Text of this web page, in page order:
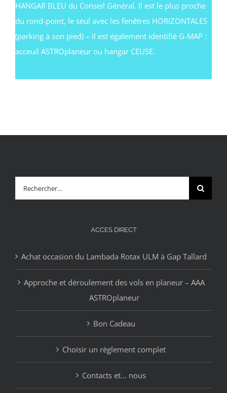
HANGAR BLEU du Conseil Général. Il est le plus proche
du rond-point, le seul avec les fenêtres HORIZONTALES
(parking à son pied) – il est également identifié G-MAP :
acceuil ASTROplaneur ou hangar CEUSE.
Rechercher:
ACCES DIRECT
Achat occasion du Lambada Rotax ULM à Gap Tallard
Approche et déroulement des vols en planeur – AAA
ASTROplaneur
Bon Cadeau
Choisir un règlement complet
Contacts et… nous